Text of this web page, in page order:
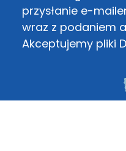
przysłanie e-
wraz z podaniem
Akceptujemy pliki